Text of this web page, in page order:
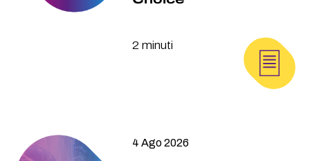
2 minuti
4 Ago 2026